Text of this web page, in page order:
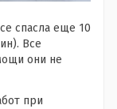
спасла еще 10
Все
они не
при